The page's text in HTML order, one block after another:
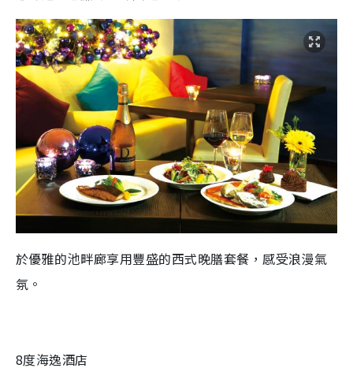
於優雅的池畔廊享用豐盛的西式晚膳套餐，感受浪漫氣
氛。
8度海逸酒店